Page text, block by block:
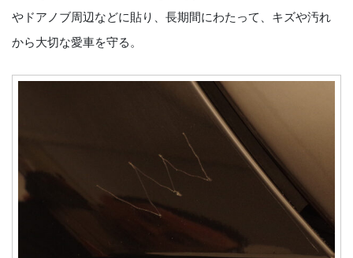
やドアノブ周辺などに貼り、長期間にわたって、キズや汚れ
から大切な愛車を守る。